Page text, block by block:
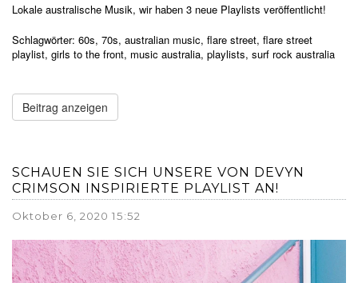
Lokale australische Musik, wir haben 3 neue Playlists veröffentlicht!
Schlagwörter: 60s, 70s, australian music, flare street, flare street
playlist, girls to the front, music australia, playlists, surf rock australia
Beitrag anzeigen
SCHAUEN SIE SICH UNSERE VON DEVYN
CRIMSON INSPIRIERTE PLAYLIST AN!
Oktober 6, 2020 15:52